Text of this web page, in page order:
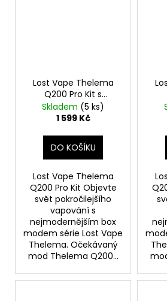
Lost Vape Thelema
Q200 Pro Kit s
Centaurus Sub Ohm
Tank V2 (Desert
Skladem (5 ks)
1 599 Kč
DO KOŠÍKU
Lost Vape Thelema
Q200 Pro Kit Objevte
svět pokročilejšího
vapování s
nejmodernějším box
modem série Lost Vape
Thelema. Očekávaný
mod Thelema Q200...